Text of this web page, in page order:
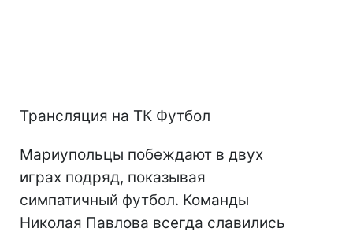
Трансляция на ТК Футбол
Мариупольцы побеждают в двух
играх подряд, показывая
симпатичный футбол. Команды
Николая Павлова всегда славились